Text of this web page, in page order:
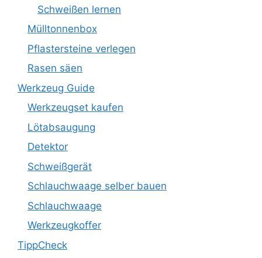
Schweißen lernen
Mülltonnenbox
Pflastersteine verlegen
Rasen säen
Werkzeug Guide
Werkzeugset kaufen
Lötabsaugung
Detektor
Schweißgerät
Schlauchwaage selber bauen
Schlauchwaage
Werkzeugkoffer
TippCheck